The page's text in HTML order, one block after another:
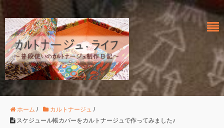
ホーム / カルトナージュ /
スケジュール帳カバーをカルトナージュで作ってみました♪